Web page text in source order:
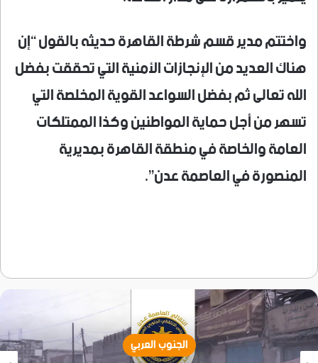
واختتم مدير قسم شرطة القاهرة حديثه بالقول “إن
هناك العديد من الإنجازات الأمنية التي تحققت بفضل
الله تعالى ثم بفضل السواعد القوية المخلصة التي
تسهر من أجل حماية المواطنين وكذا الممتلكات
العامة والخاصة في منطقة القاهرة بمديرية
المنصورة في العاصمة عدن”.
الجنوب العربي